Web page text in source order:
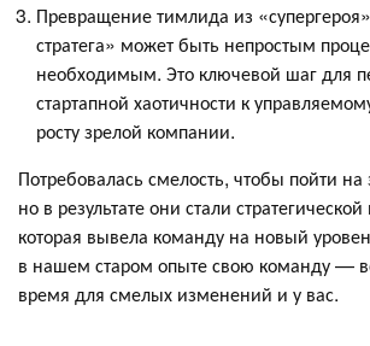
Превращение тимлида из
стратега» может быть непростым
необходимым. Это ключевой шаг для
стартапной хаотичности к
росту зрелой компании.
Потребовалась смелость, чтобы пойти
но в результате они стали
которая вывела команду на новый
в нашем старом опыте свою команду —
время для смелых изменений и у вас.